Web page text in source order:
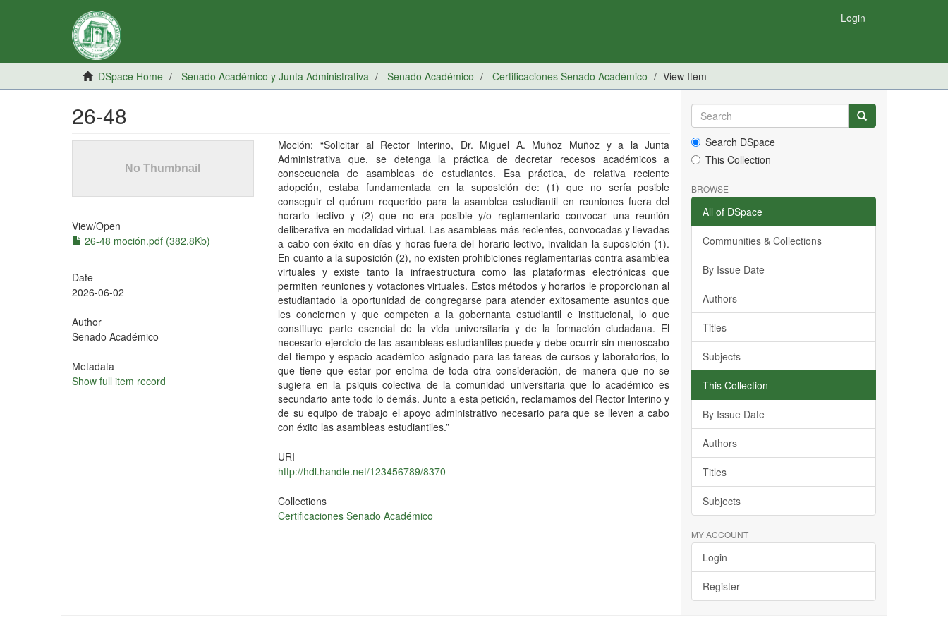
Login
DSpace Home Senado Académico y Junta Administrativa Senado Académico Certificaciones Senado Académico View Item
26-48
View/Open
26-48 moción.pdf (382.8Kb)
Date
2026-06-02
Author
Senado Académico
Metadata
Show full item record
Moción: “Solicitar al Rector Interino, Dr. Miguel A. Muñoz Muñoz y a la Junta
Administrativa que, se detenga la práctica de decretar recesos académicos a
consecuencia de asambleas de estudiantes. Esa práctica, de relativa reciente
adopción, estaba fundamentada en la suposición de: (1) que no sería posible
conseguir el quórum requerido para la asamblea estudiantil en reuniones fuera del
horario lectivo y (2) que no era posible y/o reglamentario convocar una reunión
deliberativa en modalidad virtual. Las asambleas más recientes, convocadas y llevadas
a cabo con éxito en días y horas fuera del horario lectivo, invalidan la suposición (1).
En cuanto a la suposición (2), no existen prohibiciones reglamentarias contra asamblea
virtuales y existe tanto la infraestructura como las plataformas electrónicas que
permiten reuniones y votaciones virtuales. Estos métodos y horarios le proporcionan al
estudiantado la oportunidad de congregarse para atender exitosamente asuntos que
les conciernen y que competen a la gobernanta estudiantil e institucional, lo que
constituye parte esencial de la vida universitaria y de la formación ciudadana. El
necesario ejercicio de las asambleas estudiantiles puede y debe ocurrir sin menoscabo
del tiempo y espacio académico asignado para las tareas de cursos y laboratorios, lo
que tiene que estar por encima de toda otra consideración, de manera que no se
sugiera en la psiquis colectiva de la comunidad universitaria que lo académico es
secundario ante todo lo demás. Junto a esta petición, reclamamos del Rector Interino y
de su equipo de trabajo el apoyo administrativo necesario para que se lleven a cabo
con éxito las asambleas estudiantiles.”
URI
http://hdl.handle.net/123456789/8370
Collections
Certificaciones Senado Académico
Search DSpace
This Collection
BROWSE
All of DSpace
Communities & Collections
By Issue Date
Authors
Titles
Subjects
This Collection
By Issue Date
Authors
Titles
Subjects
MY ACCOUNT
Login
Register